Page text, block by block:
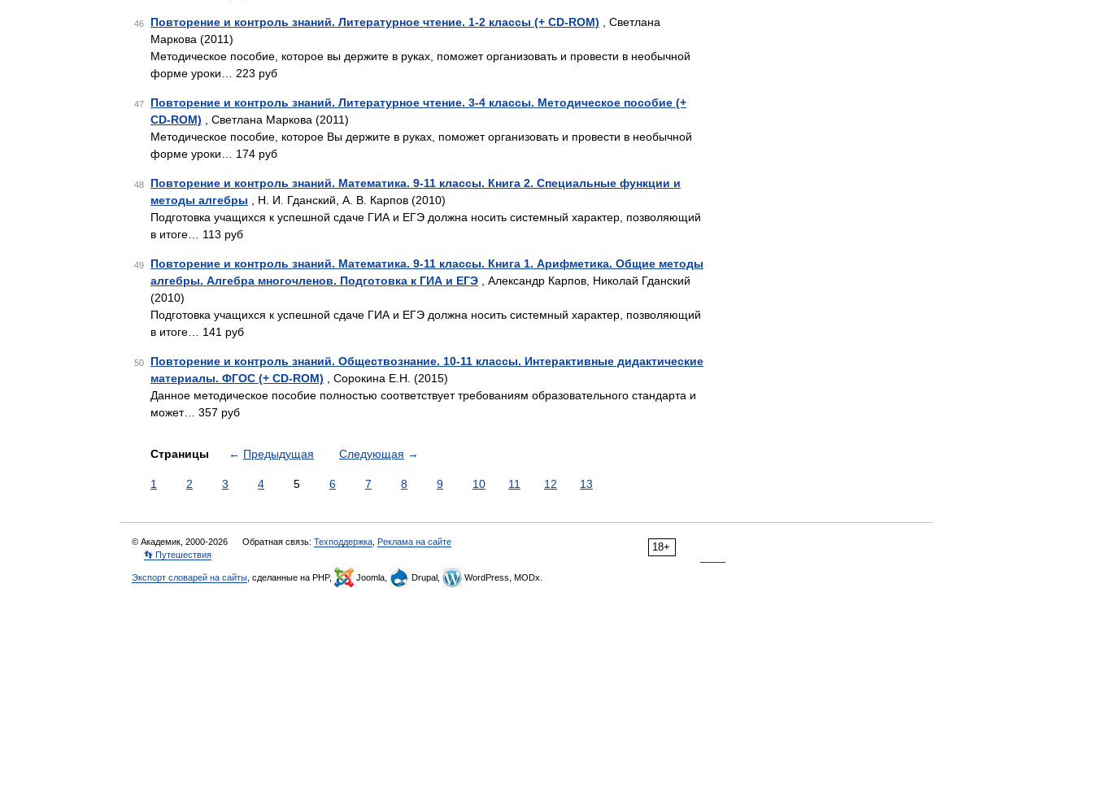
46 Повторение и контроль знаний. Литературное чтение. 1-2 классы (+ CD-ROM) , Светлана
Маркова (2011)
Методическое пособие, которое вы держите в руках, поможет организовать и провести в необычной
форме уроки… 223 руб
47
Повторение и контроль знаний. Литературное чтение. 3-4 классы. Методическое пособие (+
CD-ROM) , Светлана Маркова (2011)
Методическое пособие, которое Вы держите в руках, поможет организовать и провести в необычной
форме уроки… 174 руб
48
Повторение и контроль знаний. Математика. 9-11 классы. Книга 2. Специальные функции и
методы алгебры , Н. И. Гданский, А. В. Карпов (2010)
Подготовка учащихся к успешной сдаче ГИА и ЕГЭ должна носить системный характер, позволяющий
в итоге… 113 руб
49
Повторение и контроль знаний. Математика. 9-11 классы. Книга 1. Арифметика. Общие методы
алгебры. Алгебра многочленов. Подготовка к ГИА и ЕГЭ , Александр Карпов, Николай Гданский
(2010)
Подготовка учащихся к успешной сдаче ГИА и ЕГЭ должна носить системный характер, позволяющий
в итоге… 141 руб
50
Повторение и контроль знаний. Обществознание. 10-11 классы. Интерактивные дидактические
материалы. ФГОС (+ CD-ROM) , Сорокина Е.Н. (2015)
Данное методическое пособие полностью соответствует требованиям образовательного стандарта и
может… 357 руб
Страницы ← Предыдущая Следующая →
1 2 3 4 5 6 7 8 9 10 11 12 13
18+
© Академик, 2000-2026 Обратная связь: Техподдержка Реклама на сайте
👣 Путешествия
Экспорт словарей на сайты , сделанные на PHP, Joomla, Drupal, WordPress, MODx.